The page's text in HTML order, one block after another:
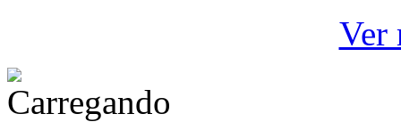
Ver